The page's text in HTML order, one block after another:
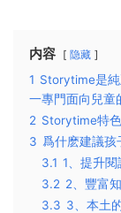
内容 隐藏
1 Storytime是
一專門面向兒童
2 Storytime特色
3 爲什麽建議孩
3.1 1、提升
3.2 2、豐富
3.3 3、本土